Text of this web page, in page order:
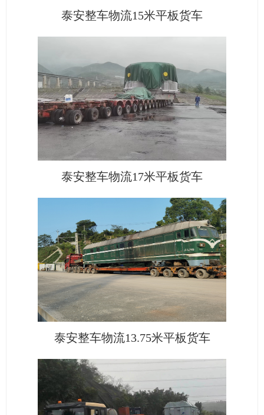
泰安整车物流15米平板货车
泰安整车物流17米平板货车
泰安整车物流13.75米平板货车